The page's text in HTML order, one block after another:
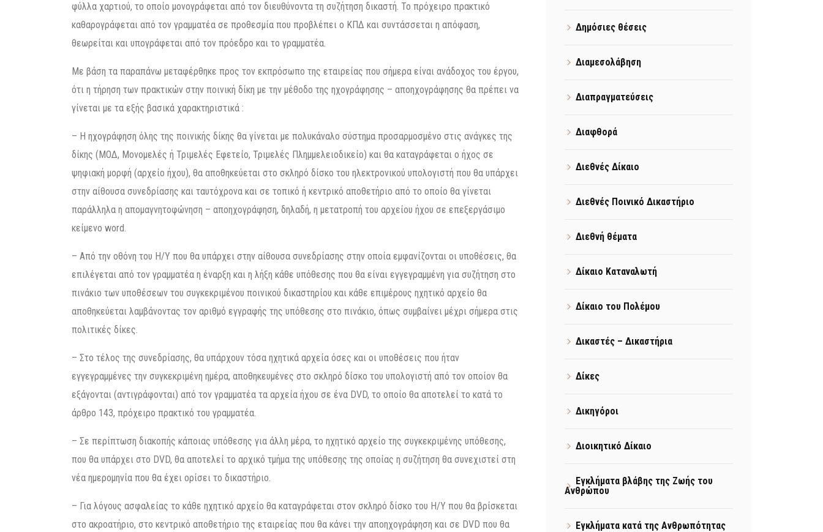
φύλλα χαρτιού, το οποίο μονογράφεται από τον διευθύνοντα τη συζήτηση δικαστή. Το πρόχειρο πρακτικό
καθαρογράφεται από τον γραμματέα σε προθεσμία που προβλέπει ο ΚΠΔ και συντάσσεται η απόφαση,
θεωρείται και υπογράφεται από τον πρόεδρο και το γραμματέα.
Με βάση τα παραπάνω μεταφέρθηκε προς τον εκπρόσωπο της εταιρείας που σήμερα είναι ανάδοχος του έργου,
ότι η τήρηση των πρακτικών στην ποινική δίκη με την μέθοδο της ηχογράφησης – αποηχογράφησης θα πρέπει να
γίνεται με τα εξής βασικά χαρακτηριστικά :
– Η ηχογράφηση όλης της ποινικής δίκης θα γίνεται με πολυκάναλο σύστημα προσαρμοσμένο στις ανάγκες της
δίκης (ΜΟΔ, Μονομελές ή Τριμελές Εφετείο, Τριμελές Πλημμελειοδικείο) και θα καταγράφεται ο ήχος σε
ψηφιακή μορφή (αρχείο ήχου), θα αποθηκεύεται στο σκληρό δίσκο του ηλεκτρονικού υπολογιστή που θα υπάρχει
στην αίθουσα συνεδρίασης και ταυτόχρονα και σε τοπικό ή κεντρικό αποθετήριο από το οποίο θα γίνεται
παράλληλα η απομαγνητοφώνηση – αποηχογράφηση, δηλαδή, η μετατροπή του αρχείου ήχου σε επεξεργάσιμο
κείμενο word.
– Από την οθόνη του Η/Υ που θα υπάρχει στην αίθουσα συνεδρίασης στην οποία εμφανίζονται οι υποθέσεις, θα
επιλέγεται από τον γραμματέα η έναρξη και η λήξη κάθε υπόθεσης που θα είναι εγγεγραμμένη για συζήτηση στο
πινάκιο των υποθέσεων του συγκεκριμένου ποινικού δικαστηρίου και κάθε επιμέρους ηχητικό αρχείο θα
αποθηκεύεται λαμβάνοντας τον αριθμό εγγραφής της υπόθεσης στο πινάκιο, όπως συμβαίνει μέχρι σήμερα στις
πολιτικές δίκες.
– Στο τέλος της συνεδρίασης, θα υπάρχουν τόσα ηχητικά αρχεία όσες και οι υποθέσεις που ήταν
εγγεγραμμένες την συγκεκριμένη ημέρα, αποθηκευμένες στο σκληρό δίσκο του υπολογιστή από τον οποίον θα
εξάγονται (αντιγράφονται) από τον γραμματέα τα αρχεία ήχου σε ένα DVD, το οποίο θα αποτελεί το κατά το
άρθρο 143, πρόχειρο πρακτικό του γραμματέα.
– Σε περίπτωση διακοπής κάποιας υπόθεσης για άλλη μέρα, το ηχητικό αρχείο της συγκεκριμένης υπόθεσης,
που θα υπάρχει στο DVD, θα αποτελεί το αρχικό τμήμα της υπόθεσης της οποίας η συζήτηση θα συνεχιστεί στη
νέα ημερομηνία που θα έχει ορίσει το δικαστήριο.
– Για λόγους ασφαλείας το κάθε ηχητικό αρχείο θα καταγράφεται στον σκληρό δίσκο του Η/Υ που θα βρίσκεται
στο ακροατήριο, στο κεντρικό αποθετήριο της εταιρείας που θα κάνει την αποηχογράφηση και σε DVD που θα
Δημόσιες θέσεις
Διαμεσολάβηση
Διαπραγματεύσεις
Διαφθορά
Διεθνές Δίκαιο
Διεθνές Ποινικό Δικαστήριο
Διεθνή θέματα
Δίκαιο Καταναλωτή
Δίκαιο του Πολέμου
Δικαστές – Δικαστήρια
Δίκες
Δικηγόροι
Διοικητικό Δίκαιο
Εγκλήματα βλάβης της Ζωής του
Ανθρώπου
Εγκλήματα κατά της Ανθρωπότητας